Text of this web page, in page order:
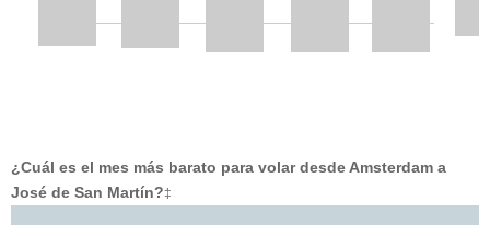
¿Cuál es el mes más barato para volar desde Amsterdam a
José de San Martín?‡